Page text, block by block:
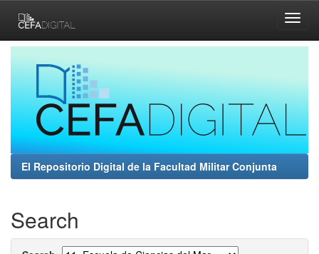
navigation
El Repositorio Digital de la Facultad Militar Conjunta
Search